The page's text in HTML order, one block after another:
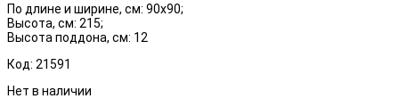
По длине и ширине, см: 90x90;
Высота, см: 215;
Высота поддона, см: 12
Код: 21591
Нет в наличии